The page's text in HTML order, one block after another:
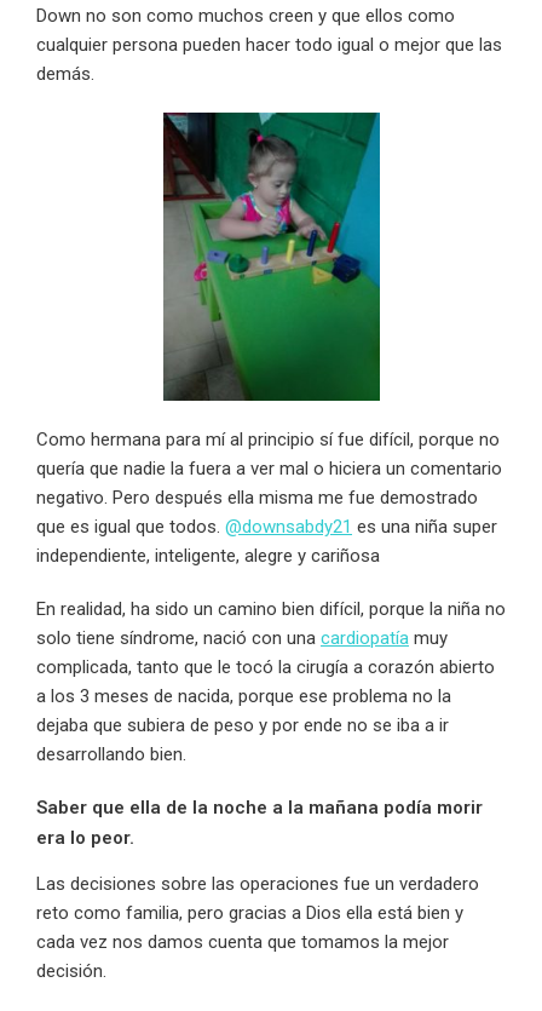
Down no son como muchos creen y que ellos como
cualquier persona pueden hacer todo igual o mejor que las
demás.
Como hermana para mí al principio sí fue difícil, porque no
quería que nadie la fuera a ver mal o hiciera un comentario
negativo. Pero después ella misma me fue demostrado
que es igual que todos. @downsabdy21 es una niña super
independiente, inteligente, alegre y cariñosa
En realidad, ha sido un camino bien difícil, porque la niña no
solo tiene síndrome, nació con una cardiopatía muy
complicada, tanto que le tocó la cirugía a corazón abierto
a los 3 meses de nacida, porque ese problema no la
dejaba que subiera de peso y por ende no se iba a ir
desarrollando bien.
Saber que ella de la noche a la mañana podía morir
era lo peor.
Las decisiones sobre las operaciones fue un verdadero
reto como familia, pero gracias a Dios ella está bien y
cada vez nos damos cuenta que tomamos la mejor
decisión.